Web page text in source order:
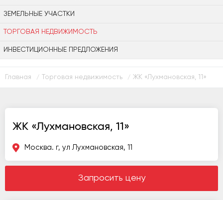
ЗЕМЕЛЬНЫЕ УЧАСТКИ
ТОРГОВАЯ НЕДВИЖИМОСТЬ
ИНВЕСТИЦИОННЫЕ ПРЕДЛОЖЕНИЯ
Главная / Торговая недвижимость / ЖК «Лухмановская, 11»
ЖК «Лухмановская, 11»
Москва. г, ул Лухмановская, 11
Запросить цену